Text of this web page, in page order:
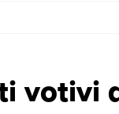
votivi
|